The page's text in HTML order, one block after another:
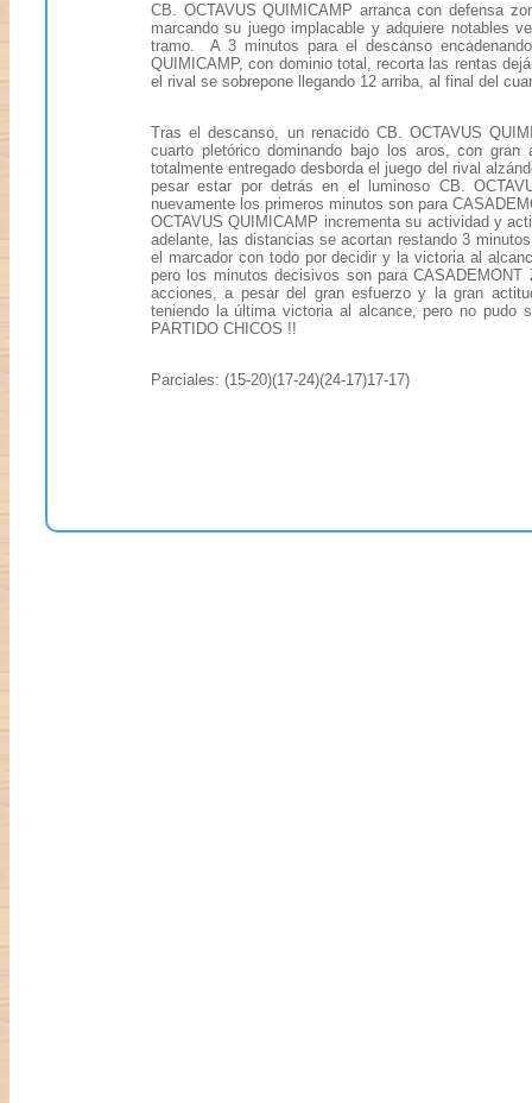
CB. OCTAVUS QUIMICAMP arranca con defensa
marcando su juego implacable y adquiere notables
tramo. A 3 minutos para el descanso
QUIMICAMP, con dominio total, recorta las rentas
el rival se sobrepone llegando 12 arriba, al final del
Tras el descanso, un renacido CB. OCTAVUS
cuarto pletórico dominando bajo los aros, con gran
totalmente entregado desborda el juego del rival
pesar estar por detrás en el luminoso CB.
nuevamente los primeros minutos son para
OCTAVUS QUIMICAMP incrementa su actividad y
adelante, las distancias se acortan restando 3
el marcador con todo por decidir y la victoria al
pero los minutos decisivos son para
acciones, a pesar del gran esfuerzo y la gran
teniendo la última victoria al alcance, pero no
PARTIDO CHICOS !!
Parciales: (15-20)(17-24)(24-17)17-17)